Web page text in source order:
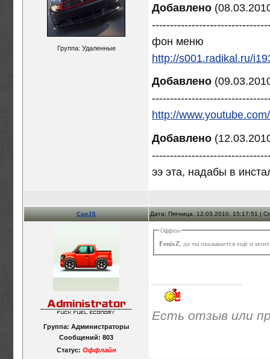
Группа: Удаленные
Добавлено
фон меню
http://s001.radikal.ru/
Добавлено
http://
Добавлено
ээ эта, надабы в
CapJS Дата: Пятница, 12.03.2010, 15:17:51 |
Группа: Администраторы
Сообщений: 803
Статус: Оффлайн
Оффтоп
FenixZ , да ты оказывается ещё и
Есть отзыв или